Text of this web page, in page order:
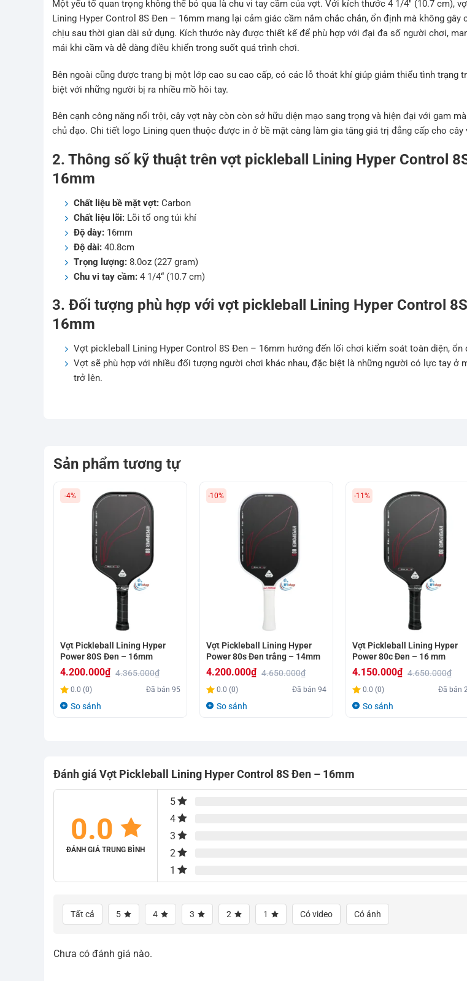
Một yếu tố quan trọng không thể bỏ qua là chu vi tay cầm của vợt. Với kích thước 4 1/4″ (10.7 cm),
Lining Hyper Control 8S Đen – 16mm mang lại cảm giác cầm nắm chắc chắn, ổn định mà không gây
chịu sau thời gian dài sử dụng. Kích thước này được thiết kế để phù hợp với đại đa số người chơi,
mái khi cầm và dễ dàng điều khiển trong suốt quá trình chơi.
Bên ngoài cũng được trang bị một lớp cao su cao cấp, có các lỗ thoát khí giúp giảm thiểu tình trạng
biệt với những người bị ra nhiều mồ hôi tay.
Bên cạnh công năng nổi trội, cây vợt này còn còn sở hữu diện mạo sang trọng và hiện đại với gam
chủ đạo. Chi tiết logo Lining quen thuộc được in ở bề mặt càng làm gia tăng giá trị đẳng cấp cho cây
2. Thông số kỹ thuật trên vợt pickleball Lining Hyper Control
16mm
Chất liệu bề mặt vợt: Carbon
Chất liệu lõi: Lõi tổ ong túi khí
Độ dày: 16mm
Độ dài: 40.8cm
Trọng lượng: 8.0oz (227 gram)
Chu vi tay cầm: 4 1/4“ (10.7 cm)
3. Đối tượng phù hợp với vợt pickleball Lining Hyper Control
16mm
Vợt pickleball Lining Hyper Control 8S Đen – 16mm hướng đến lối chơi kiểm soát toàn diện, ổn
Vợt sẽ phù hợp với nhiều đối tượng người chơi khác nhau, đặc biệt là những người có lực tay ở
trở lên.
Sản phẩm tương tự
-4%
Vợt Pickleball Lining Hyper
Power 80S Đen – 16mm
4.365.000₫
Giá
gốc
4.200.000₫
Giá
hiện
0.0 (0) Đã bán95
So sánh
-10%
Vợt Pickleball Lining Hyper
Power 80s Đen trắng – 14mm
4.650.000₫
Giá
gốc
4.200.000₫
Giá
hiện
0.0 (0) Đã bán94
So sánh
-11%
Vợt Pickleball Lining Hyper
Power 80c Đen – 16 mm
4.650.000₫
Giá
gốc
4.150.000₫
Giá
hiện
0.0 (0) Đã bán
So sánh
Đánh giá Vợt Pickleball Lining Hyper Control 8S Đen – 16mm
0.0
ĐÁNH GIÁ TRUNG BÌNH
5
4
3
2
1
Tất cả 5 4 3 2 1 Có video Có ảnh
Chưa có đánh giá nào.